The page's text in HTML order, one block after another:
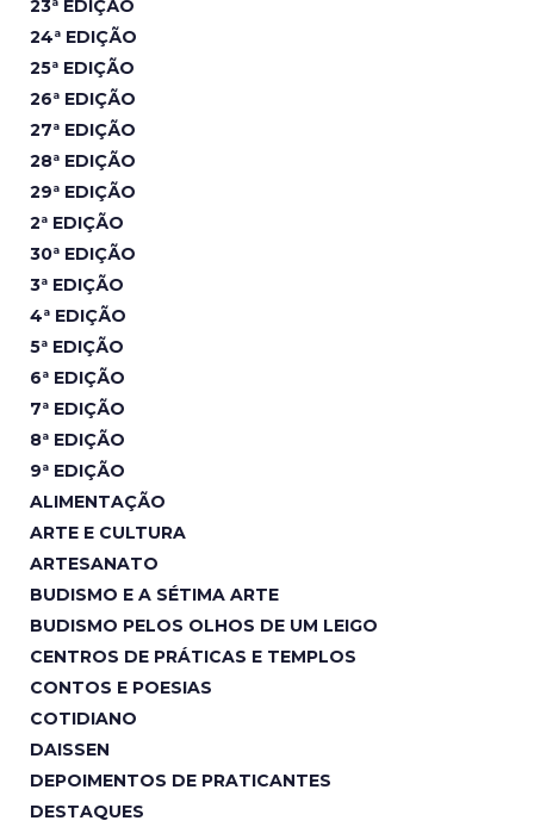
23ª EDIÇÃO
24ª EDIÇÃO
25ª EDIÇÃO
26ª EDIÇÃO
27ª EDIÇÃO
28ª EDIÇÃO
29ª EDIÇÃO
2ª EDIÇÃO
30ª EDIÇÃO
3ª EDIÇÃO
4ª EDIÇÃO
5ª EDIÇÃO
6ª EDIÇÃO
7ª EDIÇÃO
8ª EDIÇÃO
9ª EDIÇÃO
ALIMENTAÇÃO
ARTE E CULTURA
ARTESANATO
BUDISMO E A SÉTIMA ARTE
BUDISMO PELOS OLHOS DE UM LEIGO
CENTROS DE PRÁTICAS E TEMPLOS
CONTOS E POESIAS
COTIDIANO
DAISSEN
DEPOIMENTOS DE PRATICANTES
DESTAQUES